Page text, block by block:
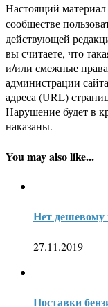
Настоящий
сообществе
действующей
вы считаете, что
и/или смежные
администрации
адреса (URL)
Нарушение будет в
наказаны.
You may also like...
Нет дешевому
27.11.2019
Поставки